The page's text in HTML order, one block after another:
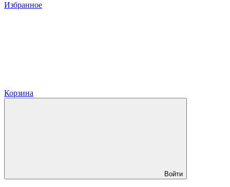
Избранное
Корзина
Войти